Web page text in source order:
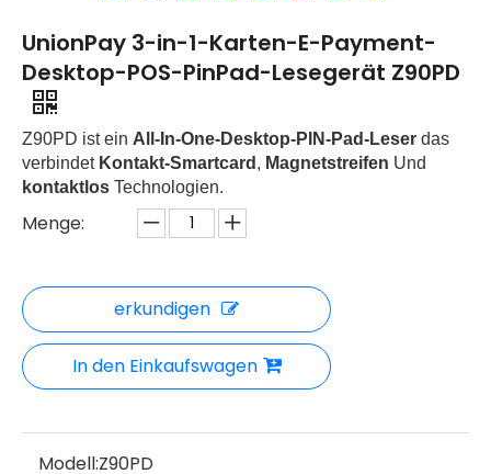
UnionPay 3-in-1-Karten-E-Payment-
Desktop-POS-PinPad-Lesegerät Z90PD
Z90PD ist ein All-In-One-Desktop-PIN-Pad-Leser das
verbindet Kontakt-Smartcard , Magnetstreifen Und
kontaktlos Technologien.
Menge:
erkundigen
In den Einkaufswagen
Modell:Z90PD